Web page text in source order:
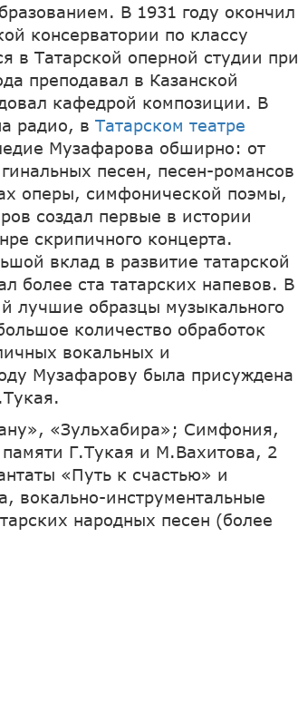
В 1931 году окончил
консерватории по классу
в Татарской оперной студии при
преподавал в Казанской
кафедрой композиции. В
радио, вТатарском театре
Музафарова обширно: от
песен, песен-романсов
оперы, симфонической поэмы,
создал первые в истории
скрипичного концерта.
вклад в развитие татарской
более ста татарских напевов. В
лучшие образцы музыкального
количество обработок
вокальных и
Музафарову была присуждена
«Зульхабира»; Симфония,
Г.Тукая и М.Вахитова, 2
«Путь к счастью» и
вокально-инструментальные
народных песен (более